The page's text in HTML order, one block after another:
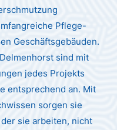
Pflege-
Geschäftsgebäuden.
sind mit
jedes Projekts
entsprechend an. Mit
sorgen sie
sie arbeiten, nicht